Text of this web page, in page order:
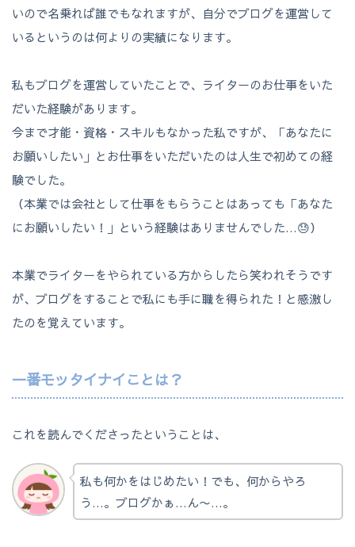
いので名乗れば誰でもなれますが、自分でブログを運営して
いるというのは何よりの実績になります。
私もブログを運営していたことで、ライターのお仕事をいた
だいた経験があります。
今まで才能・資格・スキルもなかった私ですが、「あなたに
お願いしたい」とお仕事をいただいたのは人生で初めての経
験でした。
（本業では会社として仕事をもらうことはあっても「あなた
にお願いしたい！」という経験はありませんでした…😓）
本業でライターをやられている方からしたら笑われそうです
が、ブログをすることで私にも手に職を得られた！と感激し
たのを覚えています。
一番モッタイナイことは？
これを読んでくださったということは、
私も何かをはじめたい！でも、何からやろ
う…。ブログかぁ…ん〜…。